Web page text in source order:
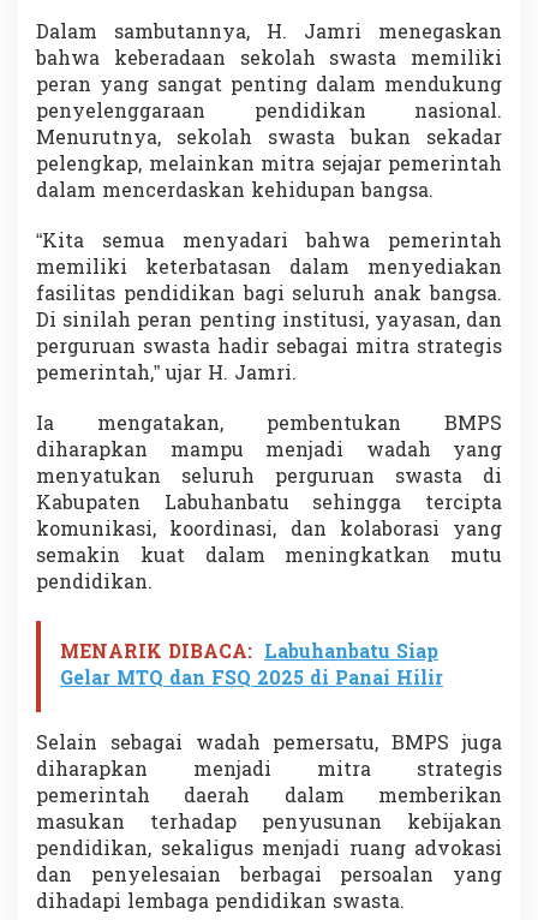
n
t
u
K
e
m
j
u
n
P
e
n
d
i
d
n
L
a
b
u
h
a
a
t
u
e
s
a
m
a
Dalam sambutannya, H. Jamri menegaskan
bahwa keberadaan sekolah swasta memiliki
peran yang sangat penting dalam mendukung
penyelenggaraan pendidikan nasional.
Menurutnya, sekolah swasta bukan sekadar
pelengkap, melainkan mitra sejajar pemerintah
dalam mencerdaskan kehidupan bangsa.
“Kita semua menyadari bahwa pemerintah
memiliki keterbatasan dalam menyediakan
fasilitas pendidikan bagi seluruh anak bangsa.
Di sinilah peran penting institusi, yayasan, dan
perguruan swasta hadir sebagai mitra strategis
pemerintah,” ujar H. Jamri.
Ia mengatakan, pembentukan BMPS
diharapkan mampu menjadi wadah yang
menyatukan seluruh perguruan swasta di
Kabupaten Labuhanbatu sehingga tercipta
komunikasi, koordinasi, dan kolaborasi yang
semakin kuat dalam meningkatkan mutu
pendidikan.
MENARIK DIBACA: Labuhanbatu Siap
Gelar MTQ dan FSQ 2025 di Panai Hilir
Selain sebagai wadah pemersatu, BMPS juga
diharapkan menjadi mitra strategis
pemerintah daerah dalam memberikan
masukan terhadap penyusunan kebijakan
pendidikan, sekaligus menjadi ruang advokasi
dan penyelesaian berbagai persoalan yang
dihadapi lembaga pendidikan swasta.